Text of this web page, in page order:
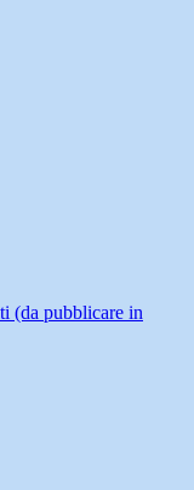
(da pubblicare in